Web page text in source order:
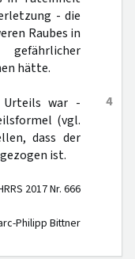
- die
Raubes in
hätte.
4
Urteils war -
(vgl.
dass der
ist.
2017 Nr. 666
Philipp Bittner